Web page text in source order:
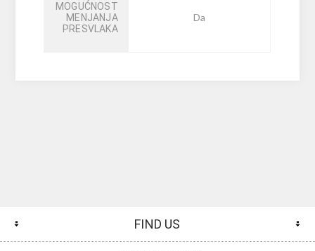
MOGUĆNOST
MENJANJA
PRESVLAKA
Da
FIND US